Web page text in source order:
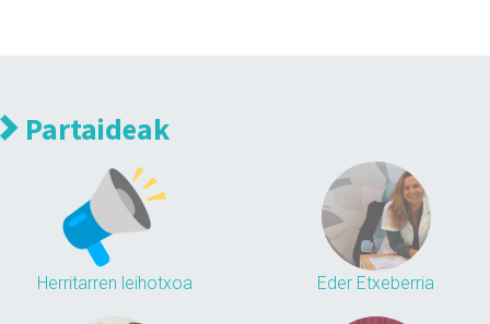
Partaideak
Herritarren leihotxoa Eder Etxeberria